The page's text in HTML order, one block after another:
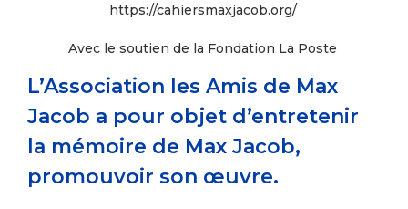
L’Association les Amis de Max
Jacob a pour objet d’entretenir
la mémoire de Max Jacob,
promouvoir son œuvre.
https://cahiersmaxjacob.org/
Avec le soutien de la Fondation La Poste